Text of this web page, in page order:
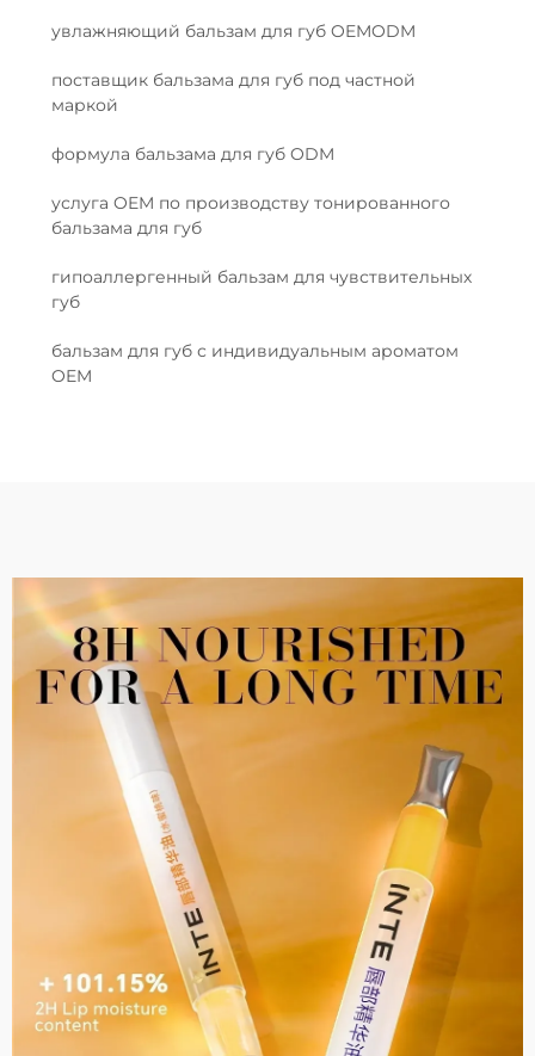
увлажняющий бальзам для губ OEMODM
поставщик бальзама для губ под частной
маркой
формула бальзама для губ ODM
услуга OEM по производству тонированного
бальзама для губ
гипоаллергенный бальзам для чувствительных
губ
бальзам для губ с индивидуальным ароматом
OEM